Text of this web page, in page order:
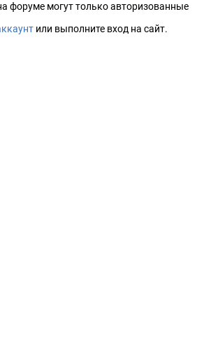
форуме могут только авторизованные
или выполните вход на сайт.